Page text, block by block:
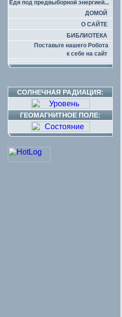
Едя под предвыборной энергией...
ДОМОЙ
О САЙТЕ
БИБЛИОТЕКА
Поставьте нашего Робота
к себе на сайт
СОЛНЕЧНАЯ РАДИАЦИЯ:
ГЕОМАГНИТНОЕ ПОЛЕ: